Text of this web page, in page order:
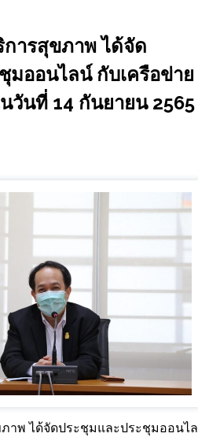
ารสุขภาพ ได้จัด
มออนไลน์ กับเครือข่าย
วันที่ 14 กันยายน 2565
าพ ได้จัดประชุมและประชุมออนไล